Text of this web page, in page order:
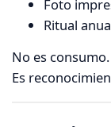
Foto
Ritual
No es consumo.
Es